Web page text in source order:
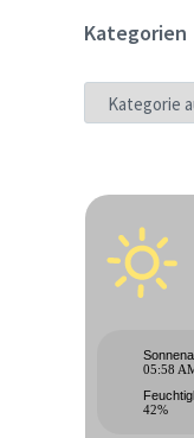
Kategorien
KATEGORIEN
05:58
42%